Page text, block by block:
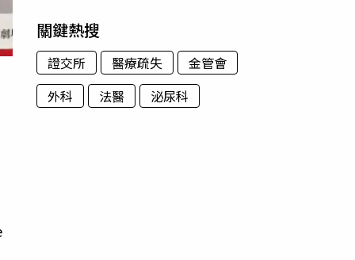
關鍵熱搜
證交所 醫療疏失
金管會
外科
法醫 泌尿科